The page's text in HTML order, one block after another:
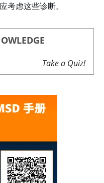
考虑这些诊断。
Take a Quiz!